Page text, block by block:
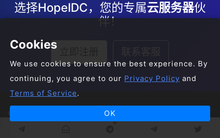
选择HopeIDC，您的专属云服务器伙
伴！
© 2008-2026 HopeIDC All Rights Reserved.
Cookies
We use cookies to ensure the best experience. By
continuing, you agree to our Privacy Policy and
Terms of Service.
OK